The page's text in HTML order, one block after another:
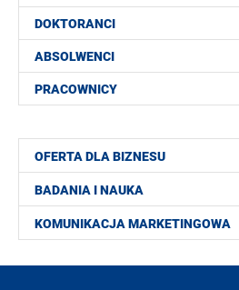
DOKTORANCI
ABSOLWENCI
PRACOWNICY
OFERTA DLA BIZNESU
BADANIA I NAUKA
KOMUNIKACJA MARKETINGOWA